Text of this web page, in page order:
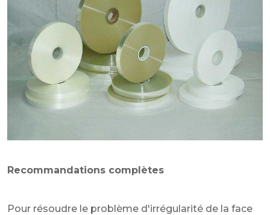
Recommandations complètes
Pour résoudre le problème d'irrégularité de la face